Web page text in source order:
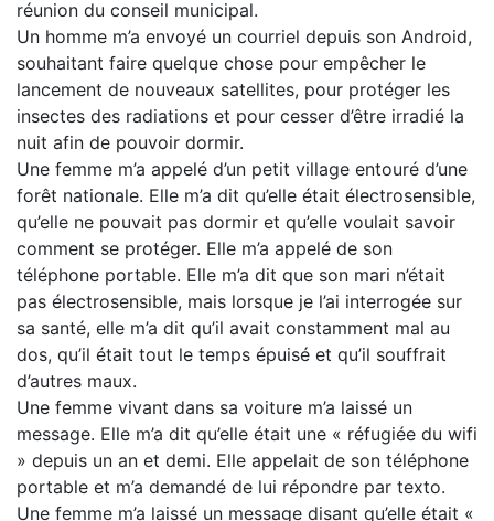
réunion du conseil municipal.
Un homme m’a envoyé un courriel depuis son Android,
souhaitant faire quelque chose pour empêcher le
lancement de nouveaux satellites, pour protéger les
insectes des radiations et pour cesser d’être irradié la
nuit afin de pouvoir dormir.
Une femme m’a appelé d’un petit village entouré d’une
forêt nationale. Elle m’a dit qu’elle était électrosensible,
qu’elle ne pouvait pas dormir et qu’elle voulait savoir
comment se protéger. Elle m’a appelé de son
téléphone portable. Elle m’a dit que son mari n’était
pas électrosensible, mais lorsque je l’ai interrogée sur
sa santé, elle m’a dit qu’il avait constamment mal au
dos, qu’il était tout le temps épuisé et qu’il souffrait
d’autres maux.
Une femme vivant dans sa voiture m’a laissé un
message. Elle m’a dit qu’elle était une « réfugiée du wifi
» depuis un an et demi. Elle appelait de son téléphone
portable et m’a demandé de lui répondre par texto.
Une femme m’a laissé un message disant qu’elle était «